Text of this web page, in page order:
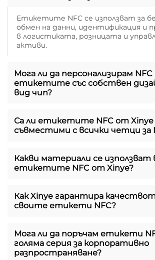
Етикетите NFC се използват за
обмен на данни, идентификация и
в логистиката, розницата и
активи.
Мога ли да персонализирам NFC
етикетите със собствен
вид чип?
Са ли етикетите NFC от Xinye
съвместими с всички четци за
Какви материали се използват
етикетите NFC от Xinye?
Как Xinye гарантира
своите етикети NFC?
Мога ли да поръчам етикети
голяма серия за корпоративно
разпространяване?